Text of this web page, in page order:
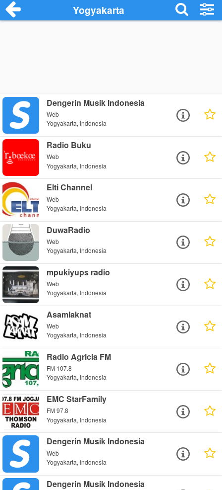
Yogyakarta
Dengerin Musik Indonesia
Web
Yogyakarta, Indonesia
Radio Buku
Web
Yogyakarta, Indonesia
Elti Channel
Web
Yogyakarta, Indonesia
DuwaRadio
Web
Yogyakarta, Indonesia
mpukiyups radio
Web
Yogyakarta, Indonesia
Asamlaknat
Web
Yogyakarta, Indonesia
Radio Agricia FM
FM 107.8
Yogyakarta, Indonesia
EMC StarFamily
FM 97.8
Yogyakarta, Indonesia
Dengerin Musik Indonesia
Web
Yogyakarta, Indonesia
Dengerin Musik Indonesia